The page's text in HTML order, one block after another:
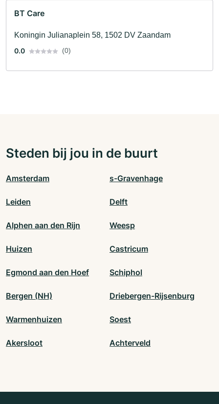
BT Care
Koningin Julianaplein 58, 1502 DV Zaandam
0.0
(0)
Steden bij jou in de buurt
Amsterdam s-Gravenhage
Leiden Delft
Alphen aan den Rijn Weesp
Huizen Castricum
Egmond aan den Hoef Schiphol
Bergen (NH) Driebergen-Rijsenburg
Warmenhuizen Soest
Akersloot Achterveld